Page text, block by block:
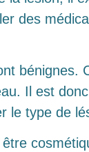
des
bénignes.
Il est
le type de